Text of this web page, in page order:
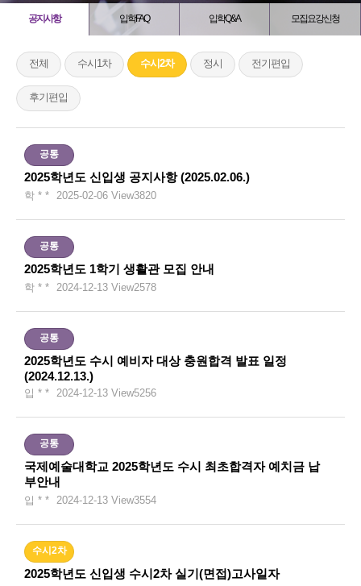
공지사항 입학FAQ 입학Q&A 모집요강신청
전체 수시1차 수시2차 정시 전기편입
후기편입
공통
2025학년도 신입생 공지사항 (2025.02.06.)
학 * * 2025-02-06 View3820
공통
2025학년도 1학기 생활관 모집 안내
학 * * 2024-12-13 View2578
공통
2025학년도 수시 예비자 대상 충원합격 발표 일정
(2024.12.13.)
입 * * 2024-12-13 View5256
공통
국제예술대학교 2025학년도 수시 최초합격자 예치금 납
부안내
입 * * 2024-12-13 View3554
수시2차
2025학년도 신입생 수시2차 실기(면접)고사일자